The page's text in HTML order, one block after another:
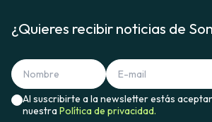
¿Quieres recibir noticias de
Al suscribirte a la newsletter estás
nuestraPolítica de privacidad.